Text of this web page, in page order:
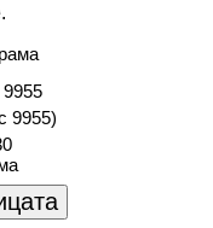
9955)